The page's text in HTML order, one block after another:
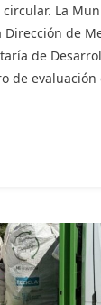
La
Dirección de
de
de